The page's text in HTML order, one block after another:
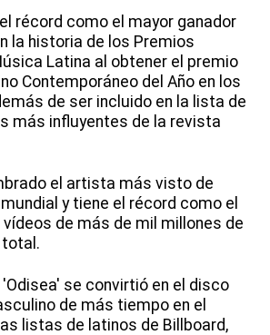
récord como el mayor ganador
la historia de los Premios
Latina al obtener el premio
Contemporáneo del Año en los
de ser incluido en la lista de
más influyentes de la revista
el artista más visto de
y tiene el récord como el
de más de mil millones de
se convirtió en el disco
de más tiempo en el
listas de latinos de Billboard,